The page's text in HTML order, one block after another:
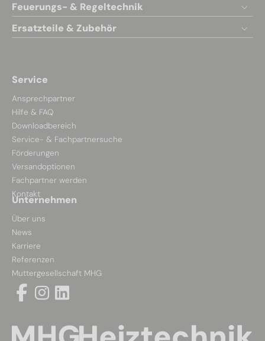
Feuerungs- & Regeltechnik
Ersatzteile & Zubehör
Service
Ansprechpartner
Hilfe & FAQ
Downloadbereich
Service- & Fachpartnersuche
Förderungen
Versandoptionen
Fachpartner werden
Kontakt
Unternehmen
Über uns
News
Karriere
Referenzen
Muttergesellschaft MHG